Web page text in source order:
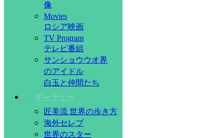
像
Movies
ロシア映画
TV Program
テレビ番組
サンショウウオ界
のアイドル
白玉と仲間たち
ギャラリー
匠美流 世界の歩き方
海外セレブ
世界のスター